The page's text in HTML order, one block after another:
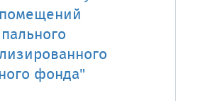
фонда"